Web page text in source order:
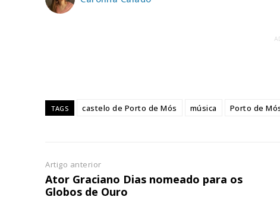
TAGS castelo de Porto de Mós música Porto de
Artigo anterior
Ator Graciano Dias nomeado para os
Globos de Ouro